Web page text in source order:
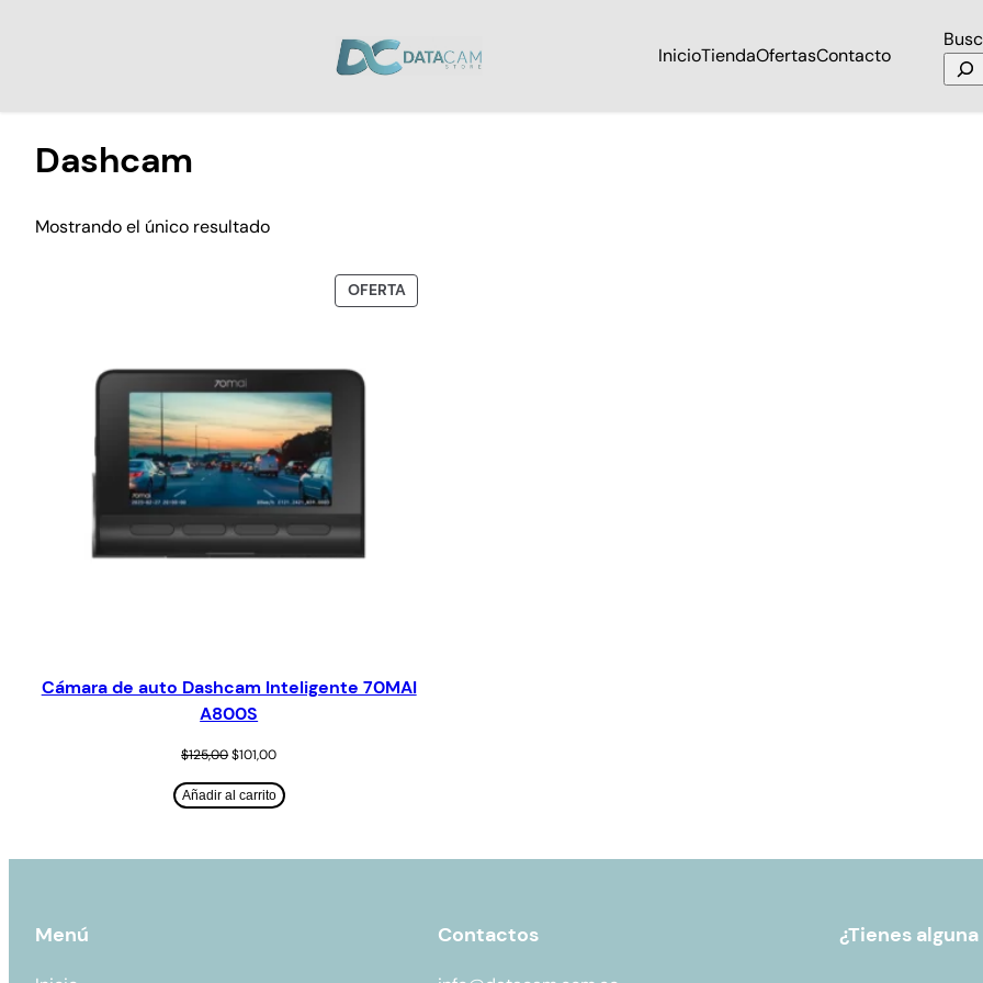
InicioTiendaOfertasContacto
Dashcam
Mostrando el único resultado
OFERTA
Cámara de auto Dashcam Inteligente 70MAI
A800S
$125,00$101,00
Añadir al carrito
Menú Contactos ¿Tienes